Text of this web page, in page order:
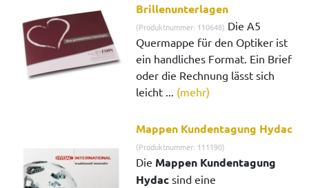
Brillenunterlagen
(Produktnummer: 110648) Die A5
Quermappe für den Optiker ist
ein handliches Format. Ein Brief
oder die Rechnung lässt sich
leicht ... (mehr)
Mappen Kundentagung Hydac
(Produktnummer: 111190)
Die Mappen Kundentagung
Hydac sind eine